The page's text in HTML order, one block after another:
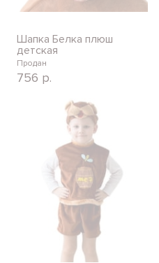
Шапка Белка плюш
детская
Продан
756 р.